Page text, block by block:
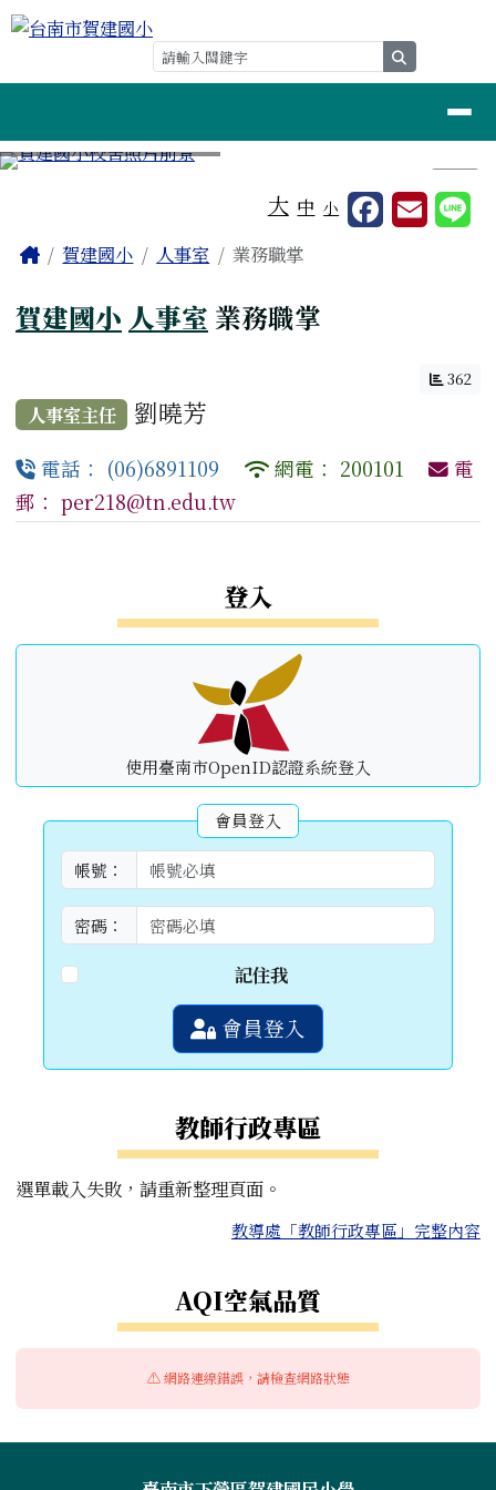
跳至主內容區
台南市賀建國小
⏸
大 中 小
主內容區域
Home
賀建國小 人事室 業務職掌
賀建國小 人事室 業務職掌
362
人事室主任 劉曉芳
電話： (06)6891109 網電： 200101
電
郵： per218@tn.edu.tw
登入
使用臺南市OpenID認證系統登入
會員登入
帳號：
密碼：
記住我
會員登入
教師行政專區
選單載入失敗，請重新整理頁面。
教導處「教師行政專區」完整內容
AQI空氣品質
⚠️ 網路連線錯誤，請檢查網路狀態
頁尾區域